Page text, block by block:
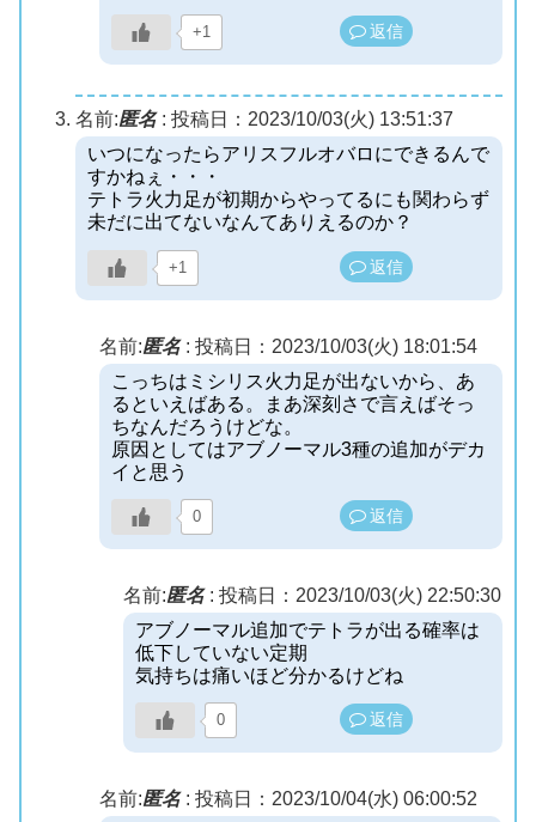
+1 返信
名前:匿名: 投稿日：2023/10/03(火) 13:51:37
いつになったらアリスフルオバロにできるんで
すかねぇ・・・
テトラ火力足が初期からやってるにも関わらず
未だに出てないなんてありえるのか？
+1 返信
名前:匿名: 投稿日：2023/10/03(火) 18:01:54
こっちはミシリス火力足が出ないから、あ
るといえばある。まあ深刻さで言えばそっ
ちなんだろうけどな。
原因としてはアブノーマル3種の追加がデカ
イと思う
0 返信
名前:匿名: 投稿日：2023/10/03(火) 22:50:30
アブノーマル追加でテトラが出る確率は
低下していない定期
気持ちは痛いほど分かるけどね
0 返信
名前:匿名: 投稿日：2023/10/04(水) 06:00:52